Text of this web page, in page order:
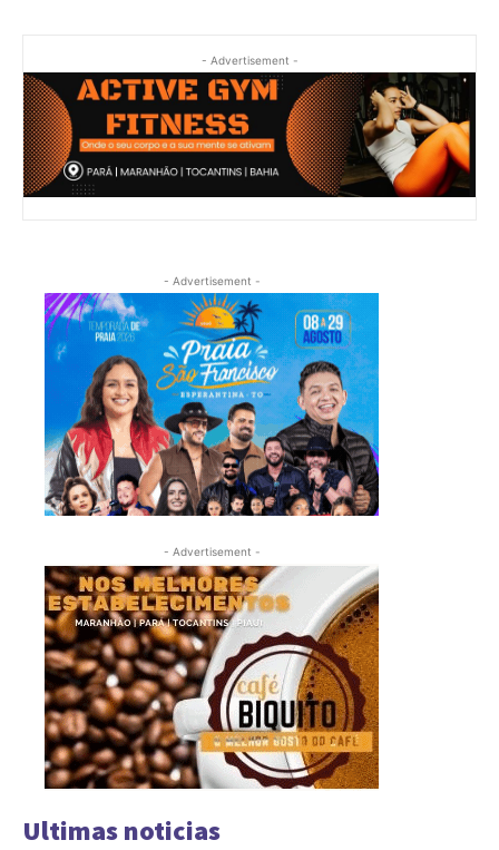
- Advertisement -
- Advertisement -
- Advertisement -
Ultimas noticias